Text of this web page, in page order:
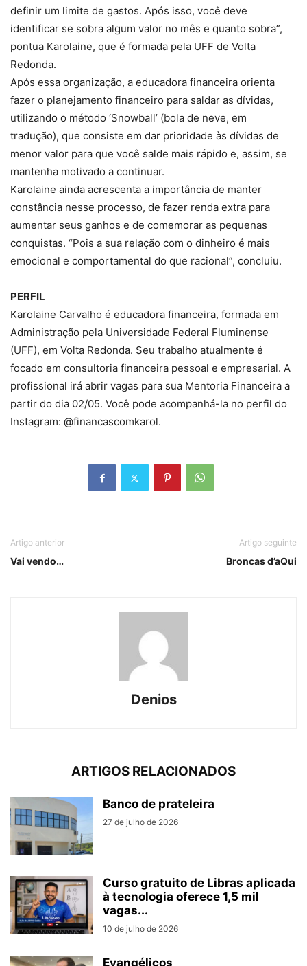
definir um limite de gastos. Após isso, você deve
identificar se sobra algum valor no mês e quanto sobra”,
pontua Karolaine, que é formada pela UFF de Volta
Redonda.
Após essa organização, a educadora financeira orienta
fazer o planejamento financeiro para saldar as dívidas,
utilizando o método ‘Snowball’ (bola de neve, em
tradução), que consiste em dar prioridade às dívidas de
menor valor para que você salde mais rápido e, assim, se
mantenha motivado a continuar.
Karolaine ainda acrescenta a importância de manter
constância nesse processo, de fazer renda extra para
aumentar seus ganhos e de comemorar as pequenas
conquistas. “Pois a sua relação com o dinheiro é mais
emocional e comportamental do que racional”, concluiu.
PERFIL
Karolaine Carvalho é educadora financeira, formada em
Administração pela Universidade Federal Fluminense
(UFF), em Volta Redonda. Seu trabalho atualmente é
focado em consultoria financeira pessoal e empresarial. A
profissional irá abrir vagas para sua Mentoria Financeira a
partir do dia 02/05. Você pode acompanhá-la no perfil do
Instagram: @financascomkarol.
Artigo anterior
Vai vendo…
Artigo seguinte
Broncas d’aQui
Denios
ARTIGOS RELACIONADOS
Banco de prateleira
27 de julho de 2026
Curso gratuito de Libras aplicada
à tecnologia oferece 1,5 mil
vagas...
10 de julho de 2026
Evangélicos